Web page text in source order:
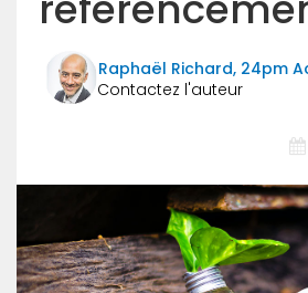
Raphaël Richard, 24pm